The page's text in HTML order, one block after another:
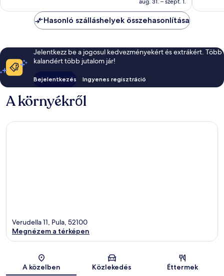
Hasonló szálláshelyek összehasonlítása
Jelentkezz be a jogosul kedvezményekért és extrákért. Több
kalandért több jutalom jár!
Bejelentkezés Ingyenes regisztráció
A környékről
Térkép
Verudella 11, Pula, 52100
Megnézem a térképen
A közelben Közlekedés Éttermek